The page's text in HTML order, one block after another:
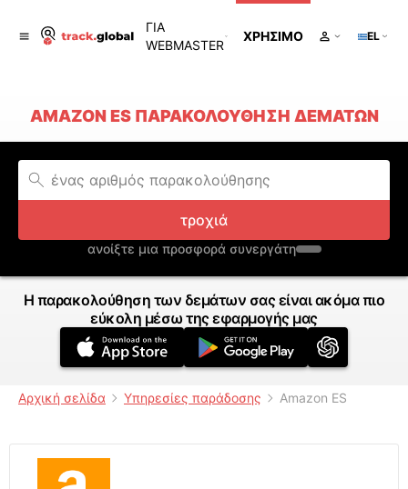
ΓΙΑ
WEBMASTER
ΧΡΉΣΙΜΟ EL
AMAZON ES ΠΑΡΑΚΟΛΟΎΘΗΣΗ ΔΕΜΆΤΩΝ
τροχιά
ανοίξτε μια προσφορά συνεργάτη
Η παρακολούθηση των δεμάτων σας είναι ακόμα πιο
εύκολη μέσω της εφαρμογής μας
Αρχική σελίδα Υπηρεσίες παράδοσης Amazon ES